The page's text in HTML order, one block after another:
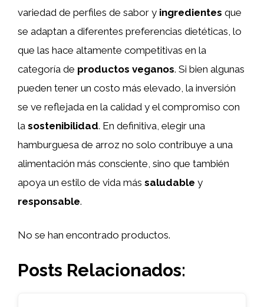
variedad de perfiles de sabor y ingredientes que
se adaptan a diferentes preferencias dietéticas, lo
que las hace altamente competitivas en la
categoría de productos veganos. Si bien algunas
pueden tener un costo más elevado, la inversión
se ve reflejada en la calidad y el compromiso con
la sostenibilidad. En definitiva, elegir una
hamburguesa de arroz no solo contribuye a una
alimentación más consciente, sino que también
apoya un estilo de vida más saludable y
responsable.
No se han encontrado productos.
Posts Relacionados: